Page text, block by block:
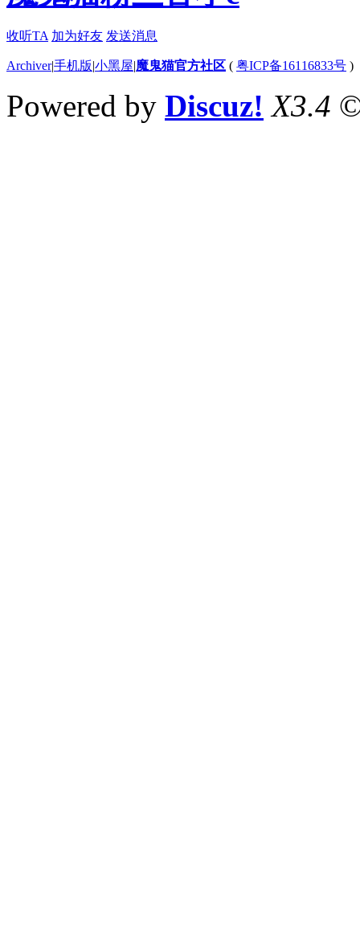
收听TA 加为好友 发送消息
Archiver|手机版|小黑屋|魔鬼猫官方社区 ( 粤ICP备16116833号 )
Powered by Discuz! X3.4